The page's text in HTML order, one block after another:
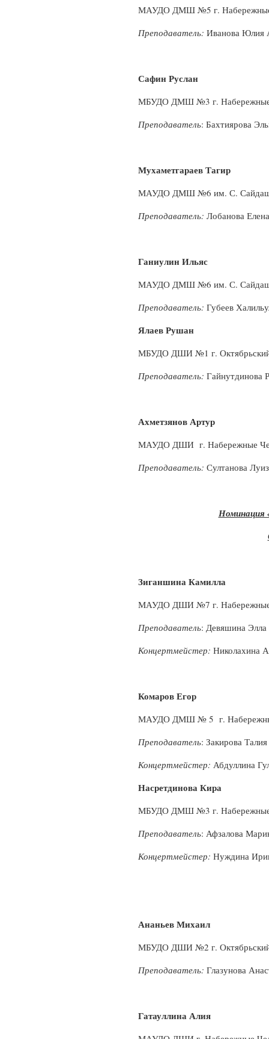
МАУДО ДМШ №5 г.
Преподаватель: Иванова Юлия
Сафин Руслан
МБУДО ДМШ №3 г.
Преподаватель: Бахтиярова
Мухаметгараев Тагир
МАУДО ДМШ №6 им. С.
Преподаватель: Лобанова
Ганиулин Ильяс
МАУДО ДМШ №6 им. С.
Преподаватель: Губеев
Ялаев Рушан
МБУДО ДШИ №1 г.
Преподаватель:
Ахметзянов Артур
МАУДО ДШИ г. Набережные
Преподаватель: Султанова
Номинация
Зиганшина Камилла
МАУДО ДШИ №7 г.
Преподаватель: Девяшина
Концертмейстер: Николахина
Комаров Егор
МАУДО ДМШ № 5 г.
Преподаватель: Закирова
Концертмейстер: Абдуллина
Насретдинова Кира
МБУДО ДМШ №3 г.
Преподаватель: Афзалова
Концертмейстер: Нуждина
Ананьев Михаил
МБУДО ДШИ №2 г.
Преподаватель: Глазунова
Гатауллина Алия